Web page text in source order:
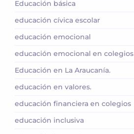
Educación básica
educación cívica escolar
educación emocional
educación emocional en colegios
Educación en La Araucanía.
educación en valores.
educación financiera en colegios
educación inclusiva